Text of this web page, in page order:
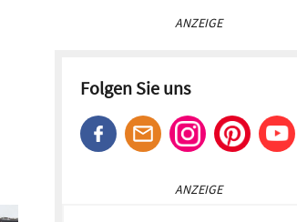
ANZEIGE
Folgen Sie uns
ANZEIGE